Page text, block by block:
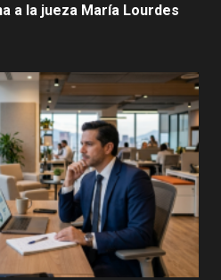
a la jueza María Lourdes